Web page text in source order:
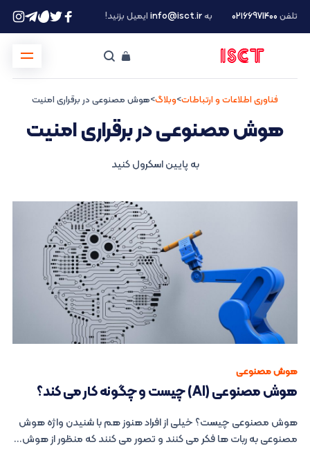
تلفن ۰۲۱66971400 بهinfo@isct.irایمیل بزنید!
فناوری اطلاعات و ارتباطات>وبلاگ>هوش مصنوعی در برقراری امنیت
هوش مصنوعی در برقراری امنیت
به پایین اسکرول کنید
هوش مصنوعی
هوش مصنوعی (AI) چیست و چگونه کار می کند؟
هوش مصنوعی چیست؟ خیلی از افراد هنوز هم با شنیدن واژه هوش
مصنوعی به ربات ها فکر می کنند و تصور می کنند که منظور از هوش...